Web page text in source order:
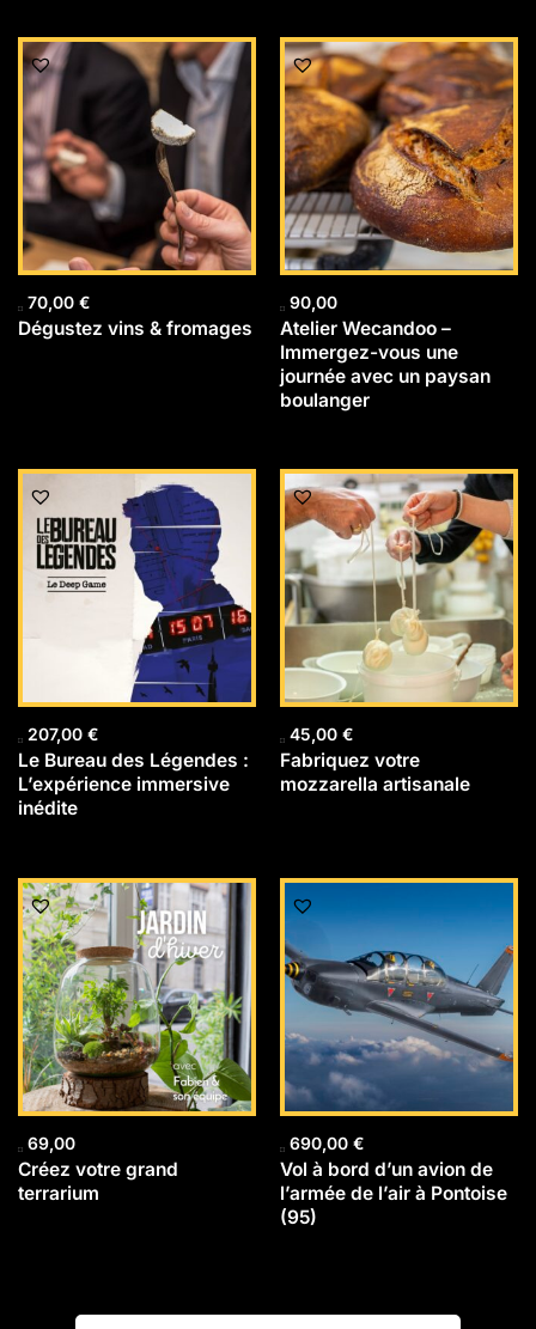
70,00 €
Dégustez vins & fromages
90,00
Atelier Wecandoo –
Immergez-vous une
journée avec un paysan
boulanger
207,00 €
Le Bureau des Légendes :
L’expérience immersive
inédite
45,00 €
Fabriquez votre
mozzarella artisanale
69,00
Créez votre grand
terrarium
690,00 €
Vol à bord d’un avion de
l’armée de l’air à Pontoise
(95)